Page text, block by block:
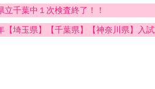
千葉中１次検査終了！！
【埼玉県】【千葉県】【神奈川県】入